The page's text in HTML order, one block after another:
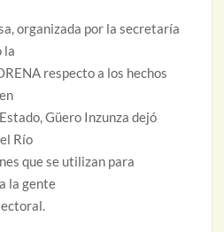
organizada por la secretaría
la
respecto a los hechos
Güero Inzunza dejó
Río
que se utilizan para
la gente